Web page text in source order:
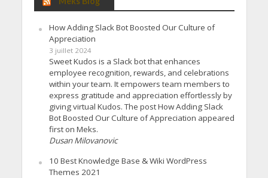
How Adding Slack Bot Boosted Our Culture of
Appreciation
3 juillet 2024
Sweet Kudos is a Slack bot that enhances
employee recognition, rewards, and celebrations
within your team. It empowers team members to
express gratitude and appreciation effortlessly by
giving virtual Kudos. The post How Adding Slack
Bot Boosted Our Culture of Appreciation appeared
first on Meks.
Dusan Milovanovic
10 Best Knowledge Base & Wiki WordPress
Themes 2021